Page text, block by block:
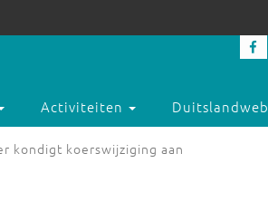
Activiteiten Duitslandweb
kondigt koerswijziging aan